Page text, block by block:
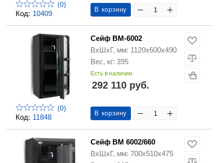
Код: 10409
(0)
В корзину
Код: 11848
(0)
Сейф ВМ-6002
ВхШхГ, мм: 1120х600х490
Вес, кг: 395
Есть в наличии
292 110 руб.
В корзину
Сейф ВМ 6002/660
ВхШхГ, мм: 700х510х475